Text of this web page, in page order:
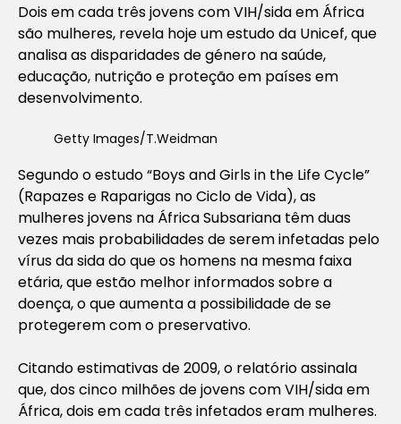
Dois em cada três jovens com VIH/sida em África
são mulheres, revela hoje um estudo da Unicef, que
analisa as disparidades de género na saúde,
educação, nutrição e proteção em países em
desenvolvimento.
Getty Images/T.Weidman
Segundo o estudo “Boys and Girls in the Life Cycle”
(Rapazes e Raparigas no Ciclo de Vida), as
mulheres jovens na África Subsariana têm duas
vezes mais probabilidades de serem infetadas pelo
vírus da sida do que os homens na mesma faixa
etária, que estão melhor informados sobre a
doença, o que aumenta a possibilidade de se
protegerem com o preservativo.
Citando estimativas de 2009, o relatório assinala
que, dos cinco milhões de jovens com VIH/sida em
África, dois em cada três infetados eram mulheres.